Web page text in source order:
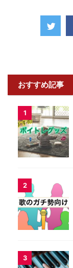
おすすめ記事
1
2
3